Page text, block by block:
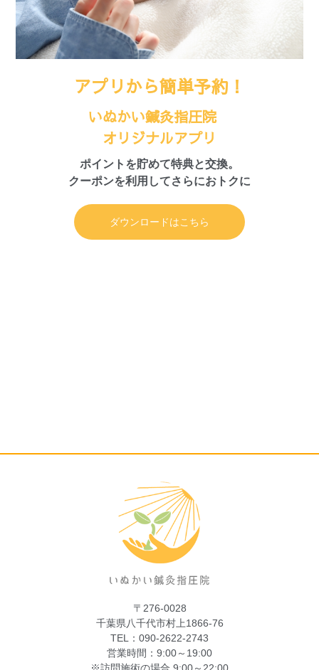
アプリから簡単予約！
いぬかい鍼灸指圧院
オリジナルアプリ
ポイントを貯めて特典と交換。
クーポンを利用してさらにおトクに
ダウンロードはこちら
〒276-0028
千葉県八千代市村上1866-76
TEL：090-2622-2743
営業時間：9:00～19:00